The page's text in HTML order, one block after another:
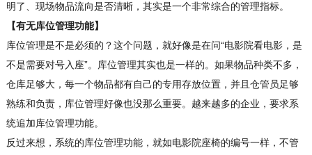
明了、现场物品流向是否清晰，其实是一个非常综合的管理指标。
【有无库位管理功能】
库位管理是不是必须的？这个问题，就好像是在问“电影院看电影，是
不是需要对号入座”。库位管理其实也是一样的。如果物品种类不多，
仓库足够大，每一个物品都有自己的专用存放位置，并且仓管员足够
熟练和负责，库位管理好像也没那么重要。越来越多的企业，要求系
统追加库位管理功能。
反过来想，系统的库位管理功能，就如电影院座椅的编号一样，不管